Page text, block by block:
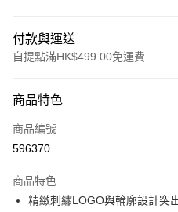
付款與運送
自提點滿HK$499.00免運費
信用卡
Apple Pay
AlipayHK
商品特色
商品編號
596370
商品特色
精緻刺繡LOGO與輪廓設計突